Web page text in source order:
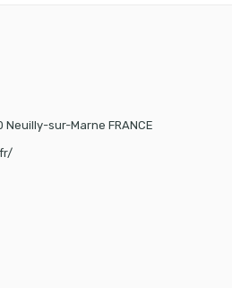
sur-Marne FRANCE